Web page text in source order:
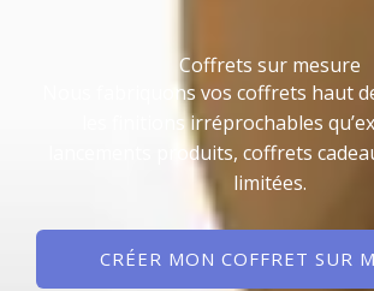
Coffrets sur mesure
Nous fabriquons vos coffrets haut
les finitions irréprochables
lancements produits, coffrets
limitées.
CRÉER MON COFFRET SUR